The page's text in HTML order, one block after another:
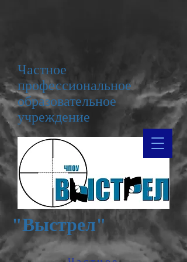
Частное
профессиональное
образовательное
учреждение
"Выстрел"